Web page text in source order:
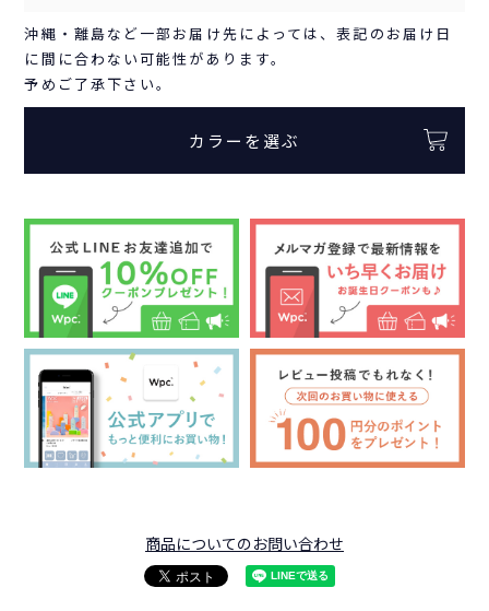
沖縄・離島など一部お届け先によっては、表記のお届け日
に間に合わない可能性があります。
予めご了承下さい。
カラーを選ぶ
商品についてのお問い合わせ